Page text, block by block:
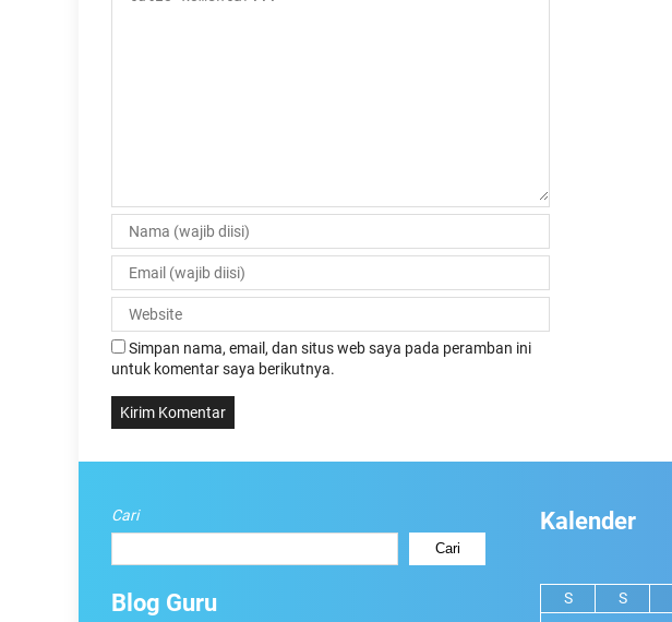
Simpan nama, email, dan situs web saya pada peramban ini
untuk komentar saya berikutnya.
Cari
Cari
Blog Guru
Kalender
S S